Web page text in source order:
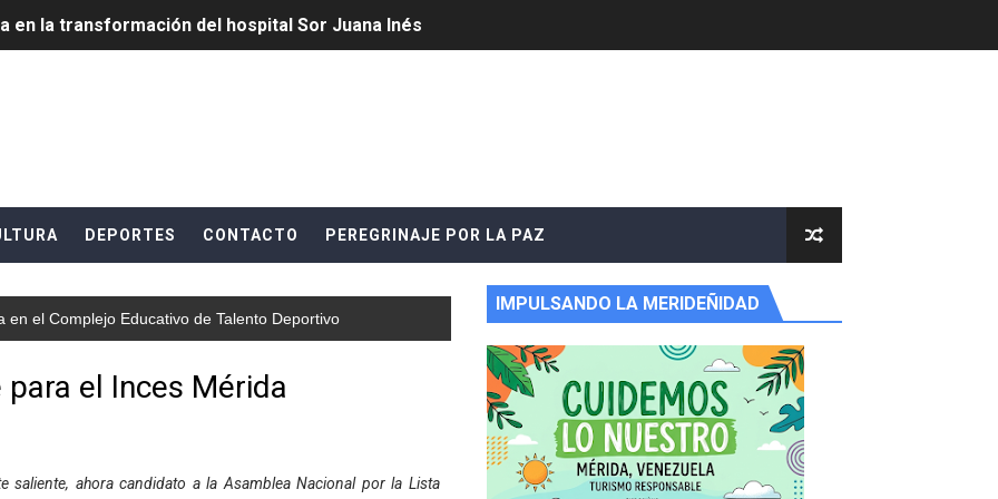
en la transformación del hospital Sor Juana Inés
sus avances en visita del Consejo Legislativo
el desarrollo productivo en Rangel
de médicos en proceso de ruralidad
en El Vigía con microcréditos a emprendedores y productores
bacheo en el sector La Montañita
taller vacacional de origami
DEPORTES CONTACTO PEREGRINAJE POR LA PAZ
en el Complejo Educativo de Talento Deportivo
el Inces Mérida
saliente, ahora candidato a la Asamblea Nacional por la Lista
IMPULSANDO LA MERIDEÑIDAD